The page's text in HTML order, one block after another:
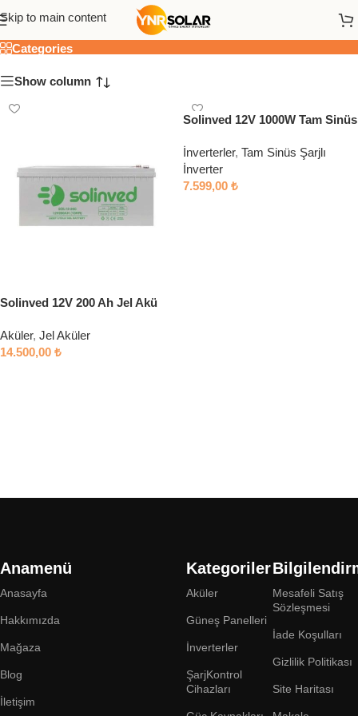
Skip to main content
Solinved
Categories
Show column
Solinved 12V 200 Ah Jel Akü
Aküler, Jel Aküler
14.500,00 ₺
Solinved 12V 1000W Tam Sinüs
İnverterler, Tam Sinüs Şarjlı
İnverter
7.599,00 ₺
Anamenü
Anasayfa
Hakkımızda
Mağaza
Blog
İletişim
Kategoriler
Aküler
Güneş Panelleri
İnverterler
ŞarjKontrol
Cihazları
Mesafeli Satış
Sözleşmesi
İade Koşulları
Gizlilik Politikası
Site Haritası